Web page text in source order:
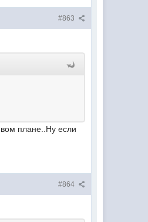
#863
плане..Ну если
#864